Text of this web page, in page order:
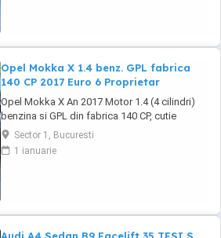
Opel Mokka X 1.4 benz. GPL fabrica
140 CP 2017 Euro 6 Proprietar
Opel Mokka X An 2017 Motor 1.4 (4 cilindri)
benzina si GPL din fabrica 140 CP, cutie
manuala 6 trepte, distributie lant, Rulaj
182.550 km reali, certificati, carte service
completa, adusa in decembrie 2021 din
Sector 1, Bucuresti
1 ianuarie